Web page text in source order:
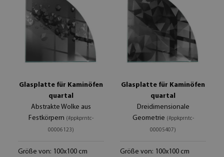
Glasplatte für Kaminöfen
quartal
Abstrakte Wolke aus
Festkörpern (#ppkprntc-
00006123)
Größe von: 100x100 cm
Glasplatte für Kaminöfen
quartal
Dreidimensionale
Geometrie (#ppkprntc-
00005407)
Größe von: 100x100 cm